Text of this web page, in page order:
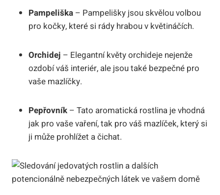
Pampeliška – Pampelišky jsou skvělou volbou
pro kočky, které si rády hrabou v květináčích.
Orchidej – Elegantní květy orchideje nejenže
ozdobí váš interiér, ale jsou také bezpečné pro
vaše mazlíčky.
Pepřovník – Tato aromatická rostlina je vhodná
jak pro vaše vaření, tak pro váš mazlíček, který si
ji může prohlížet a čichat.